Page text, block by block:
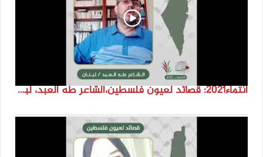
انتماء2021: قصائد لعيون فلسطين،الشاعر طه العبد، لبنان